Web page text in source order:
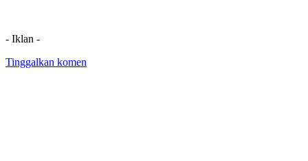
- Iklan -
Tinggalkan komen